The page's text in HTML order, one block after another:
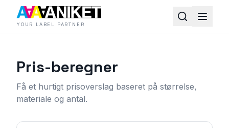
YOUR LABEL PARTNER
Pris-beregner
Få et hurtigt prisoverslag baseret på størrelse,
materiale og antal.